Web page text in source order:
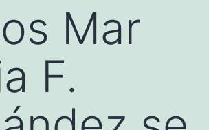
Mar
F.